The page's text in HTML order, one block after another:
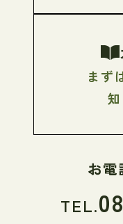
まず
お電
TEL.